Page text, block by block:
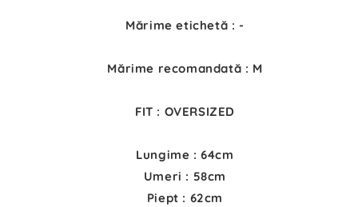
Mărime etichetă : -
Mărime recomandată : M
FIT : OVERSIZED
Lungime : 64cm
Umeri : 58cm
Piept : 62cm